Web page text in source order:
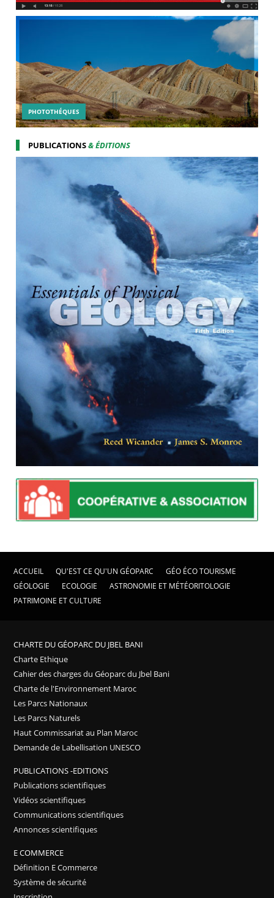
PHOTOTHÉQUES
PUBLICATIONS& ÉDITIONS
ACCUEIL QU'EST CE QU'UN GÉOPARC
GÉO ÉCO TOURISME
GÉOLOGIE
ECOLOGIE
ASTRONOMIE ET MÉTÉORITOLOGIE
PATRIMOINE ET CULTURE
CHARTE DU GÉOPARC DU JBEL BANI
Charte Ethique
Cahier des charges du Géoparc du Jbel Bani
Charte de l'Environnement Maroc
Les Parcs Nationaux
Les Parcs Naturels
Haut Commissariat au Plan Maroc
Demande de Labellisation UNESCO
PUBLICATIONS -EDITIONS
Publications scientifiques
Vidéos scientifiques
Communications scientifiques
Annonces scientifiques
E COMMERCE
Définition E Commerce
Système de sécurité